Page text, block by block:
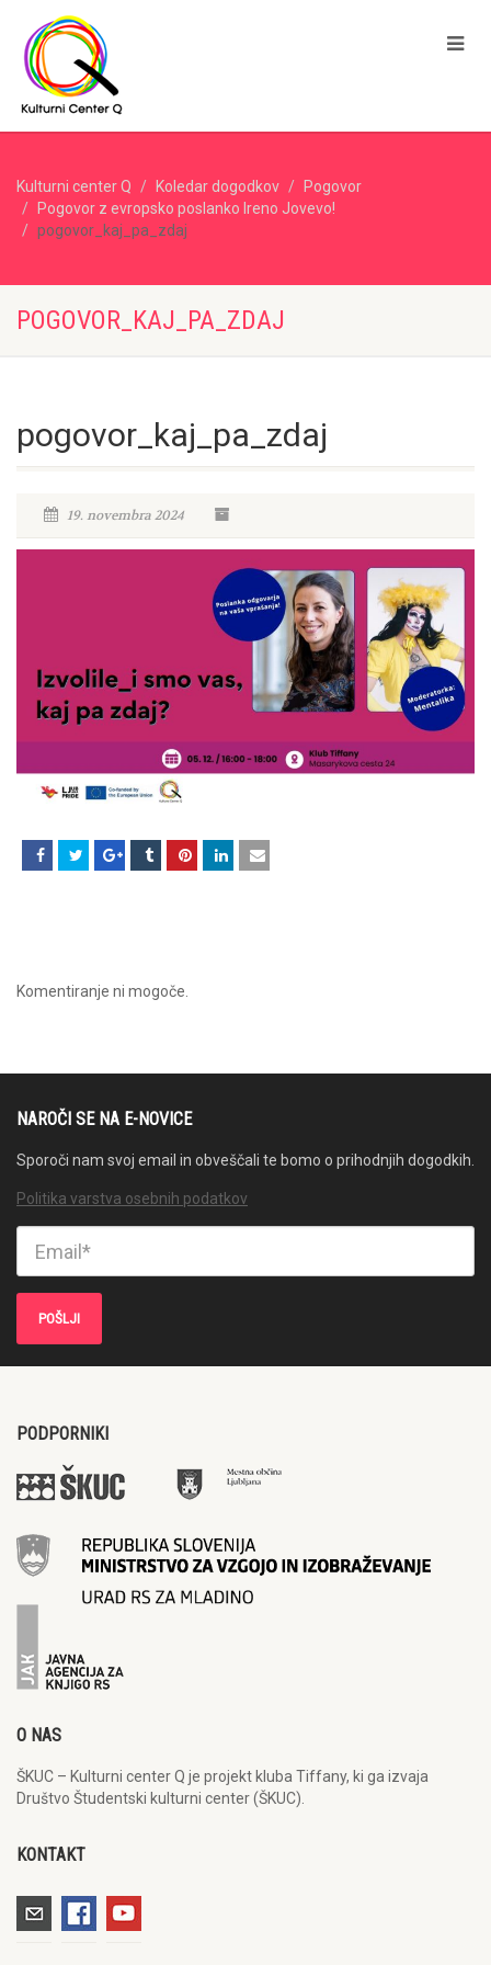
Kulturni center Q Koledar dogodkov
Pogovor
Pogovor z evropsko poslanko Ireno Jovevo!
pogovor_kaj_pa_zdaj
POGOVOR_KAJ_PA_ZDAJ
pogovor_kaj_pa_zdaj
19. novembra 2024
Komentiranje ni mogoče.
NAROČI SE NA E-NOVICE
Sporoči nam svoj email in obveščali te bomo o prihodnjih dogodkih.
Politika varstva osebnih podatkov
PODPORNIKI
O NAS
ŠKUC – Kulturni center Q je projekt kluba Tiffany, ki ga izvaja
Društvo Študentski kulturni center (ŠKUC).
KONTAKT